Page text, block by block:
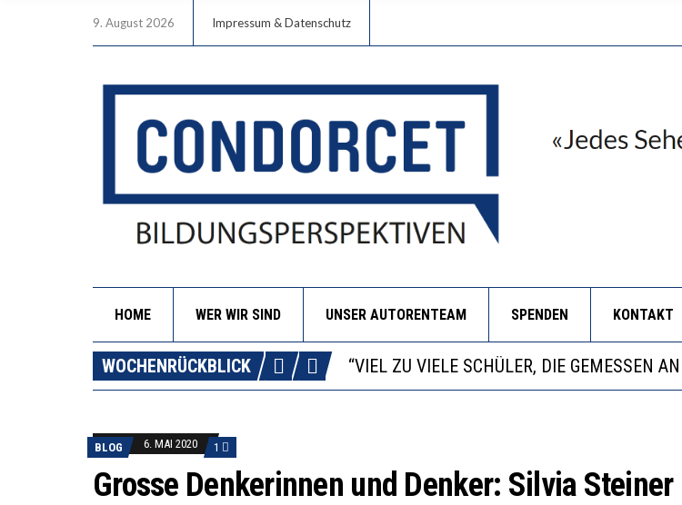
9. August 2026 Impressum & Datenschutz
HOME WER WIR SIND UNSER AUTORENTEAM SPENDEN KONTAKT
WOCHENRÜCKBLICK
“WIR BEOBACHTEN EINEN REGELRECHTEN
ANNA-KATHARINA ZENGER UND IHRE
DIE GANZE HILFLOSIGKEIT DES
“WIR BEOBACHTEN EINEN REGELRECHTEN
BLOG 6. MAI 2020 1
Grosse Denkerinnen und Denker: Silvia Steiner